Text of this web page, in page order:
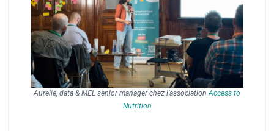
Aurelie, data & MEL senior manager chez l’associationAccess to
Nutrition